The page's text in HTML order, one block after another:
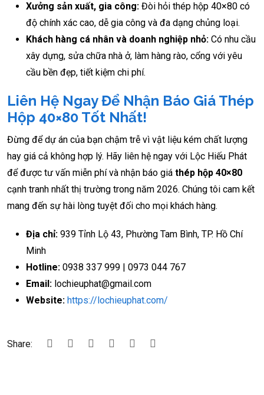
Xưởng sản xuất, gia công: Đòi hỏi thép hộp 40×80 có
độ chính xác cao, dễ gia công và đa dạng chủng loại.
Khách hàng cá nhân và doanh nghiệp nhỏ: Có nhu cầu
xây dựng, sửa chữa nhà ở, làm hàng rào, cổng với yêu
cầu bền đẹp, tiết kiệm chi phí.
Liên Hệ Ngay Để Nhận Báo Giá Thép
Hộp 40×80 Tốt Nhất!
Đừng để dự án của bạn chậm trễ vì vật liệu kém chất lượng
hay giá cả không hợp lý. Hãy liên hệ ngay với Lộc Hiếu Phát
để được tư vấn miễn phí và nhận báo giá thép hộp 40×80
cạnh tranh nhất thị trường trong năm 2026. Chúng tôi cam kết
mang đến sự hài lòng tuyệt đối cho mọi khách hàng.
Địa chỉ: 939 Tỉnh Lộ 43, Phường Tam Bình, TP. Hồ Chí
Minh
Hotline: 0938 337 999 | 0973 044 767
Email: lochieuphat@gmail.com
Website: https://lochieuphat.com/
Share: